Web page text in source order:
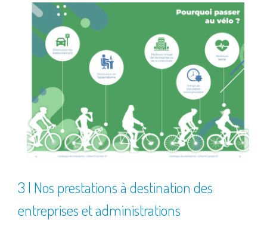
3 | Nos prestations à destination des
entreprises et administrations